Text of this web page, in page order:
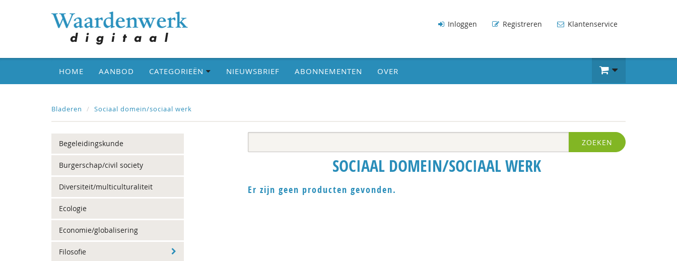
Inloggen Registreren Klantenservice
HOME AANBOD CATEGORIEËN NIEUWSBRIEF ABONNEMENTEN OVER
Bladeren Sociaal domein/sociaal werk
Begeleidingskunde
Burgerschap/civil society
Diversiteit/multiculturaliteit
Ecologie
Economie/globalisering
Filosofie
ZOEKEN
SOCIAAL DOMEIN/SOCIAAL WERK
Er zijn geen producten gevonden.